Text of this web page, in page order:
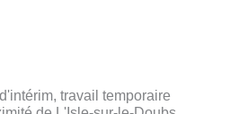
travail temporaire